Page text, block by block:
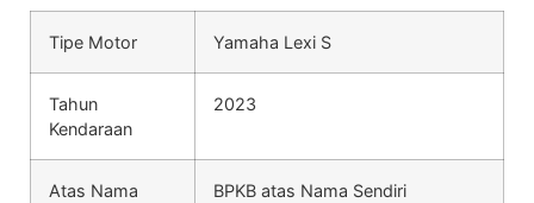
Tipe Motor Yamaha Lexi S
Tahun
Kendaraan
2023
Atas Nama
BPKB atas Nama Sendiri